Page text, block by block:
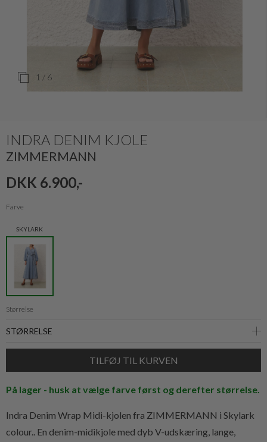
1 / 6
INDRA DENIM KJOLE
ZIMMERMANN
DKK 6.900,-
Farve
SKYLARK
Størrelse
På lager - husk at vælge farve først og derefter størrelse.
Indra Denim Wrap Midi-kjolen fra ZIMMERMANN i Skylark
colour.. En denim-midikjole med dyb V-udskæring, lange,